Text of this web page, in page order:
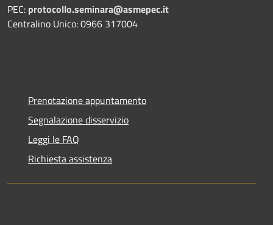
PEC: protocollo.seminara@asmepec.it
Centralino Unico: 0966 317004
Prenotazione appuntamento
Segnalazione disservizio
Leggi le FAQ
Richiesta assistenza